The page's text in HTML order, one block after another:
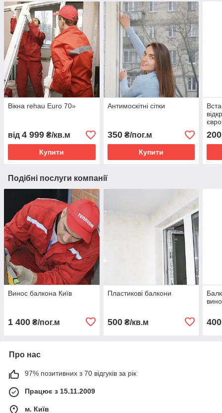
Вікна rehau Euro 70»
від 4 999 ₴/кв.м
Купити
Антимоскітні сітки
350₴/пог.м
Купити
євро
200
Подібні послуги компанії
Винос балкона Київ
1 400 ₴/пог.м
Пластикові балкони
500₴/кв.м 400
Про нас
97% позитивних з 70 відгуків за рік
Працює з 15.11.2009
м. Київ